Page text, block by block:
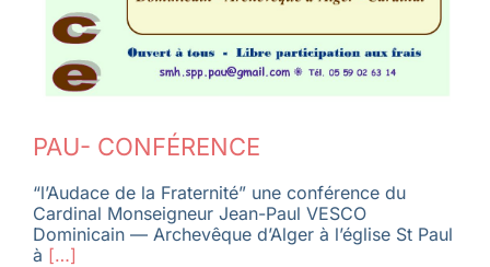
PAU- CONFÉRENCE
“l’Audace de la Fraternité” une conférence du
Cardinal Monseigneur Jean-Paul VESCO
Dominicain — Archevêque d’Alger à l’église St Paul
à […]